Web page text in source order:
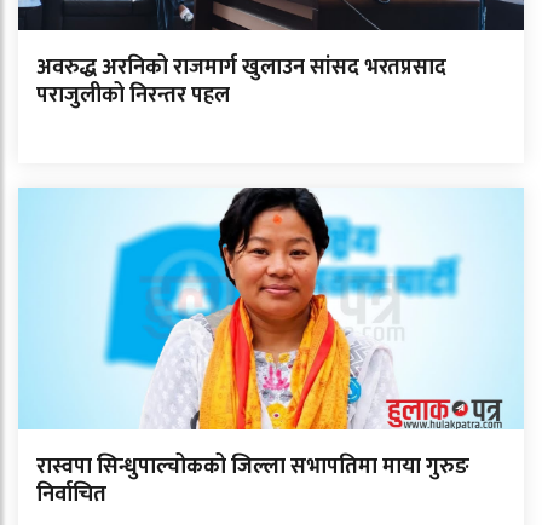
अवरुद्ध अरनिको राजमार्ग खुलाउन सांसद भरतप्रसाद
पराजुलीको निरन्तर पहल
रास्वपा सिन्धुपाल्चोकको जिल्ला सभापतिमा माया गुरुङ
निर्वाचित